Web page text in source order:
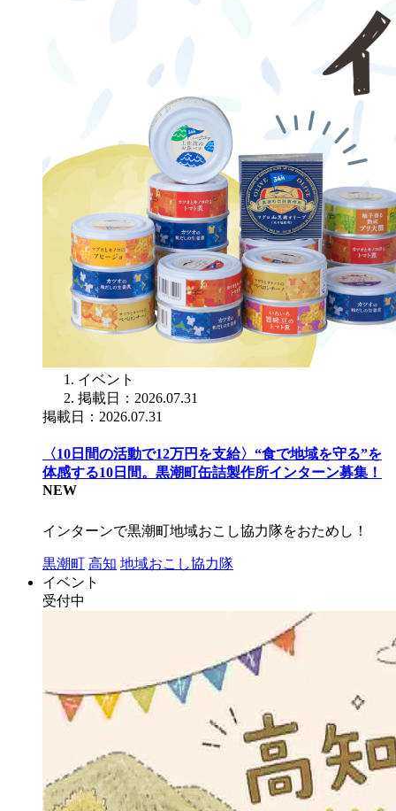
イベント
掲載日：2026.07.31
掲載日：2026.07.31
〈10日間の活動で12万円を支給〉“食で地域を守る”を
体感する10日間。黒潮町缶詰製作所インターン募集！
NEW
インターンで黒潮町地域おこし協力隊をおためし！
黒潮町 高知 地域おこし協力隊
イベント
受付中